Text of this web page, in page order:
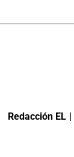
Redacción EL |